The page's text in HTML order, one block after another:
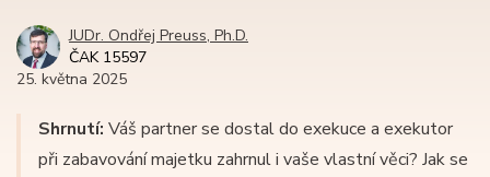
JUDr. Ondřej Preuss, Ph.D.
ČAK 15597
25. května 2025
Shrnutí: Váš partner se dostal do exekuce a exekutor
při zabavování majetku zahrnul i vaše vlastní věci? Jak se